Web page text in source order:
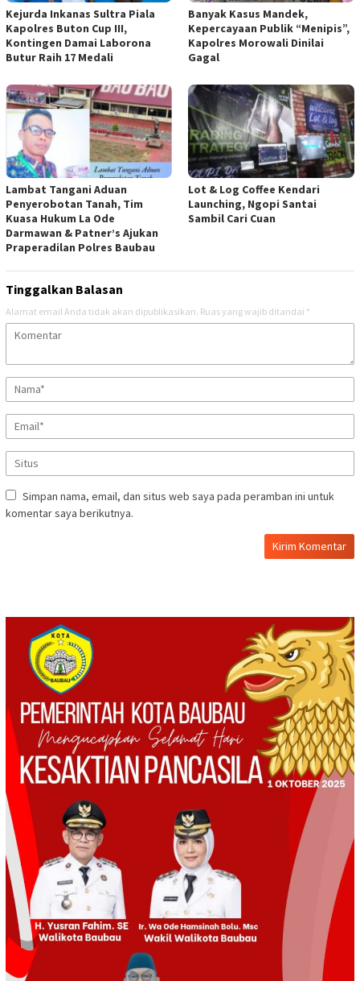
Kejurda Inkanas Sultra Piala
Kapolres Buton Cup III,
Kontingen Damai Laborona
Butur Raih 17 Medali
Banyak Kasus Mandek,
Kepercayaan Publik “Menipis”,
Kapolres Morowali Dinilai
Gagal
Lambat Tangani Aduan
Penyerobotan Tanah, Tim
Kuasa Hukum La Ode
Darmawan & Patner’s Ajukan
Praperadilan Polres Baubau
Lot & Log Coffee Kendari
Launching, Ngopi Santai
Sambil Cari Cuan
Tinggalkan Balasan
Alamat email Anda tidak akan dipublikasikan. Ruas yang wajib ditandai *
Simpan nama, email, dan situs web saya pada peramban ini untuk
komentar saya berikutnya.